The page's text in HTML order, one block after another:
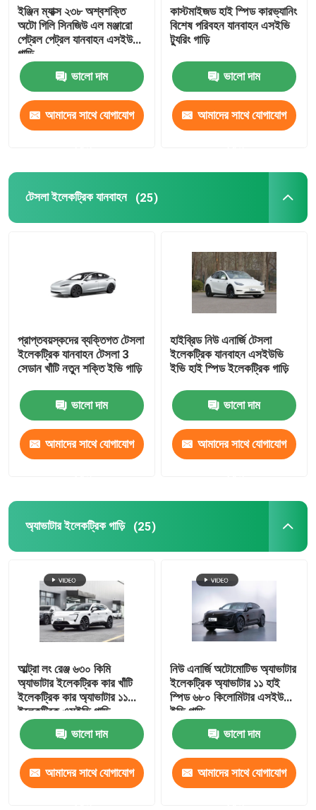
আইএম ইলেকট্রিক গাড়ি
ইঞ্জিন ম্যাক্স ২৩৮ অশ্বশক্তি
অটো গিলি সিনজিউ এল মঞ্জারো
পেট্রল পেট্রল যানবাহন এসইউভি
গাড়ি
ভালো দাম
আমাদের সাথে যোগাযোগ
কাস্টমাইজড হাই স্পিড কারভ্যানিং
বিশেষ পরিবহন যানবাহন এসইভি
ট্যুরিং গাড়ি
ভালো দাম
আমাদের সাথে যোগাযোগ
টেসলা ইলেকট্রিক যানবাহন (25)
প্রাপ্তবয়স্কদের ব্যক্তিগত টেসলা
ইলেকট্রিক যানবাহন টেসলা 3
সেডান খাঁটি নতুন শক্তি ইভি গাড়ি
ভালো দাম
আমাদের সাথে যোগাযোগ
হাইব্রিড নিউ এনার্জি টেসলা
ইলেকট্রিক যানবাহন এসইউভি
ইভি হাই স্পিড ইলেকট্রিক গাড়ি
ভালো দাম
আমাদের সাথে যোগাযোগ
অ্যাভাটার ইলেকট্রিক গাড়ি (25)
আল্ট্রা লং রেঞ্জ ৬৩০ কিমি
অ্যাভাটার ইলেকট্রিক কার খাঁটি
ইলেকট্রিক কার অ্যাভাটার ১১
ইলেকট্রিক এসইভি গাড়ি
ভালো দাম
আমাদের সাথে যোগাযোগ
নিউ এনার্জি অটোমোটিভ অ্যাভাটার
ইলেকট্রিক অ্যাভাটার ১১ হাই
স্পিড ৬৮০ কিলোমিটার এসইউভি
ইভি গাড়ি
ভালো দাম
আমাদের সাথে যোগাযোগ